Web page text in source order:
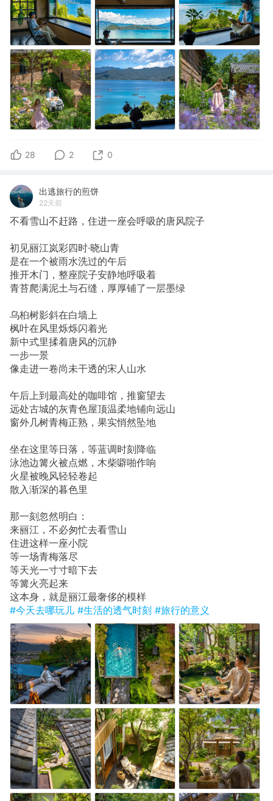
28 2 0
出逃旅行的煎饼
22天前
不看雪山不赶路，住进一座会呼吸的唐风院子
初见丽江岚彩四时·晓山青
是在一个被雨水洗过的午后
推开木门，整座院子安静地呼吸着
青苔爬满泥土与石缝，厚厚铺了一层墨绿
乌桕树影斜在白墙上
枫叶在风里烁烁闪着光
新中式里揉着唐风的沉静
一步一景
像走进一卷尚未干透的宋人山水
午后上到最高处的咖啡馆，推窗望去
远处古城的灰青色屋顶温柔地铺向远山
窗外几树青梅正熟，果实悄然坠地
坐在这里等日落，等蓝调时刻降临
泳池边篝火被点燃，木柴噼啪作响
火星被晚风轻轻卷起
散入渐深的暮色里
那一刻忽然明白：
来丽江，不必匆忙去看雪山
住进这样一座小院
等一场青梅落尽
等天光一寸寸暗下去
等篝火亮起来
这本身，就是丽江最奢侈的模样
#今天去哪玩儿 #生活的透气时刻 #旅行的意义